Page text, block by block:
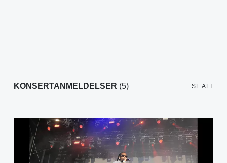
KONSERTANMELDELSER (5) SE ALT